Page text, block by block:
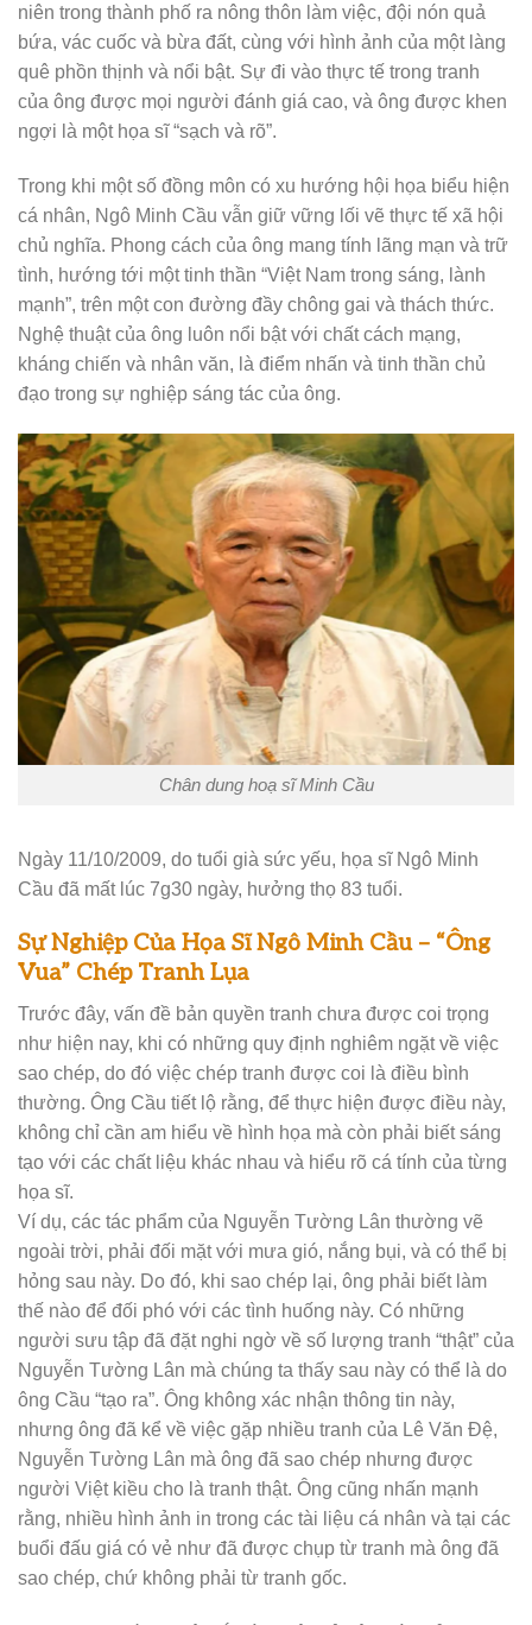
niên trong thành phố ra nông thôn làm việc, đội nón quả
bứa, vác cuốc và bừa đất, cùng với hình ảnh của một làng
quê phồn thịnh và nổi bật. Sự đi vào thực tế trong tranh
của ông được mọi người đánh giá cao, và ông được khen
ngợi là một họa sĩ “sạch và rõ”.
Trong khi một số đồng môn có xu hướng hội họa biểu hiện
cá nhân, Ngô Minh Cầu vẫn giữ vững lối vẽ thực tế xã hội
chủ nghĩa. Phong cách của ông mang tính lãng mạn và trữ
tình, hướng tới một tinh thần “Việt Nam trong sáng, lành
mạnh”, trên một con đường đầy chông gai và thách thức.
Nghệ thuật của ông luôn nổi bật với chất cách mạng,
kháng chiến và nhân văn, là điểm nhấn và tinh thần chủ
đạo trong sự nghiệp sáng tác của ông.
Chân dung hoạ sĩ Minh Cầu
Ngày 11/10/2009, do tuổi già sức yếu, họa sĩ Ngô Minh
Cầu đã mất lúc 7g30 ngày, hưởng thọ 83 tuổi.
Sự Nghiệp Của Họa Sĩ Ngô Minh Cầu – “Ông
Vua” Chép Tranh Lụa
Trước đây, vấn đề bản quyền tranh chưa được coi trọng
như hiện nay, khi có những quy định nghiêm ngặt về việc
sao chép, do đó việc chép tranh được coi là điều bình
thường. Ông Cầu tiết lộ rằng, để thực hiện được điều này,
không chỉ cần am hiểu về hình họa mà còn phải biết sáng
tạo với các chất liệu khác nhau và hiểu rõ cá tính của từng
họa sĩ.
Ví dụ, các tác phẩm của Nguyễn Tường Lân thường vẽ
ngoài trời, phải đối mặt với mưa gió, nắng bụi, và có thể bị
hỏng sau này. Do đó, khi sao chép lại, ông phải biết làm
thế nào để đối phó với các tình huống này. Có những
người sưu tập đã đặt nghi ngờ về số lượng tranh “thật” của
Nguyễn Tường Lân mà chúng ta thấy sau này có thể là do
ông Cầu “tạo ra”. Ông không xác nhận thông tin này,
nhưng ông đã kể về việc gặp nhiều tranh của Lê Văn Đệ,
Nguyễn Tường Lân mà ông đã sao chép nhưng được
người Việt kiều cho là tranh thật. Ông cũng nhấn mạnh
rằng, nhiều hình ảnh in trong các tài liệu cá nhân và tại các
buổi đấu giá có vẻ như đã được chụp từ tranh mà ông đã
sao chép, chứ không phải từ tranh gốc.